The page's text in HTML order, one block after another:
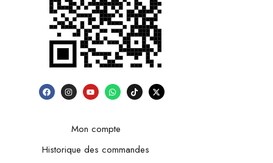
Mon compte
Historique des commandes